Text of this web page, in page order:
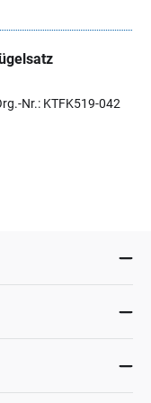
Nr.: KTFK519-042